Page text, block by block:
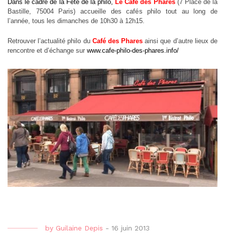
Dans le cadre de la Fête de la philo, Le Café des Phares(7 Place de la
Bastille, 75004 Paris) accueille des cafés philo tout au long de
l’année, tous les dimanches de 10h30 à 12h15.
Retrouver l’actualité philo du Café des Phares ainsi que d’autre lieux de
rencontre et d’échange sur www.cafe-philo-des-phares.info/
by Guilaine Depis - 16 juin 2013